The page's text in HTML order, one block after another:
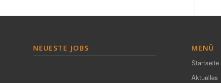
NEUESTE JOBS
MENÜ
Startseite
Aktuelles